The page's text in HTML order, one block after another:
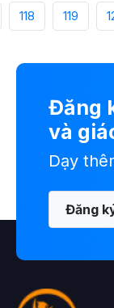
118 119
Đăng
và
Dạy
Đăng